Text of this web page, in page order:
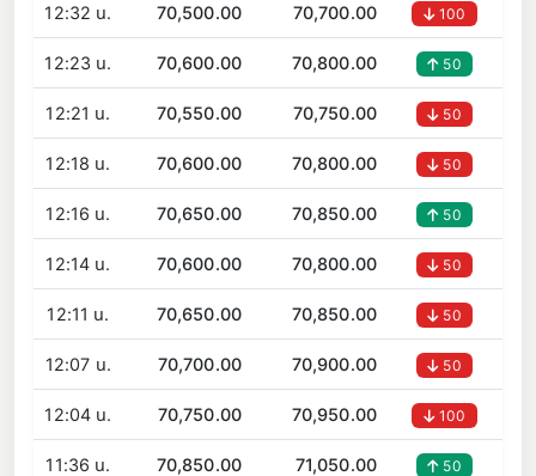
12:32 น. 70,500.00 70,700.00 100
12:23 น. 70,600.00 70,800.00 50
12:21 น. 70,550.00 70,750.00 50
12:18 น. 70,600.00 70,800.00 50
12:16 น. 70,650.00 70,850.00 50
12:14 น. 70,600.00 70,800.00 50
12:11 น. 70,650.00 70,850.00 50
12:07 น. 70,700.00 70,900.00 50
12:04 น. 70,750.00 70,950.00 100
11:36 น. 70,850.00 71,050.00 50